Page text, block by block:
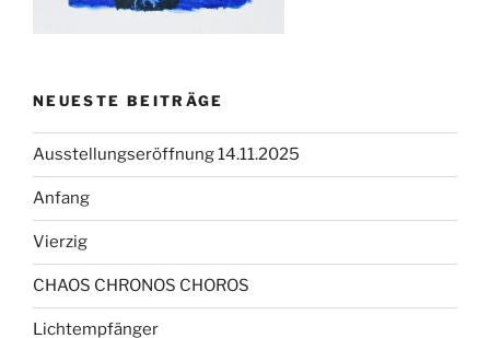
NEUESTE BEITRÄGE
Ausstellungseröffnung 14.11.2025
Anfang
Vierzig
CHAOS CHRONOS CHOROS
Lichtempfänger